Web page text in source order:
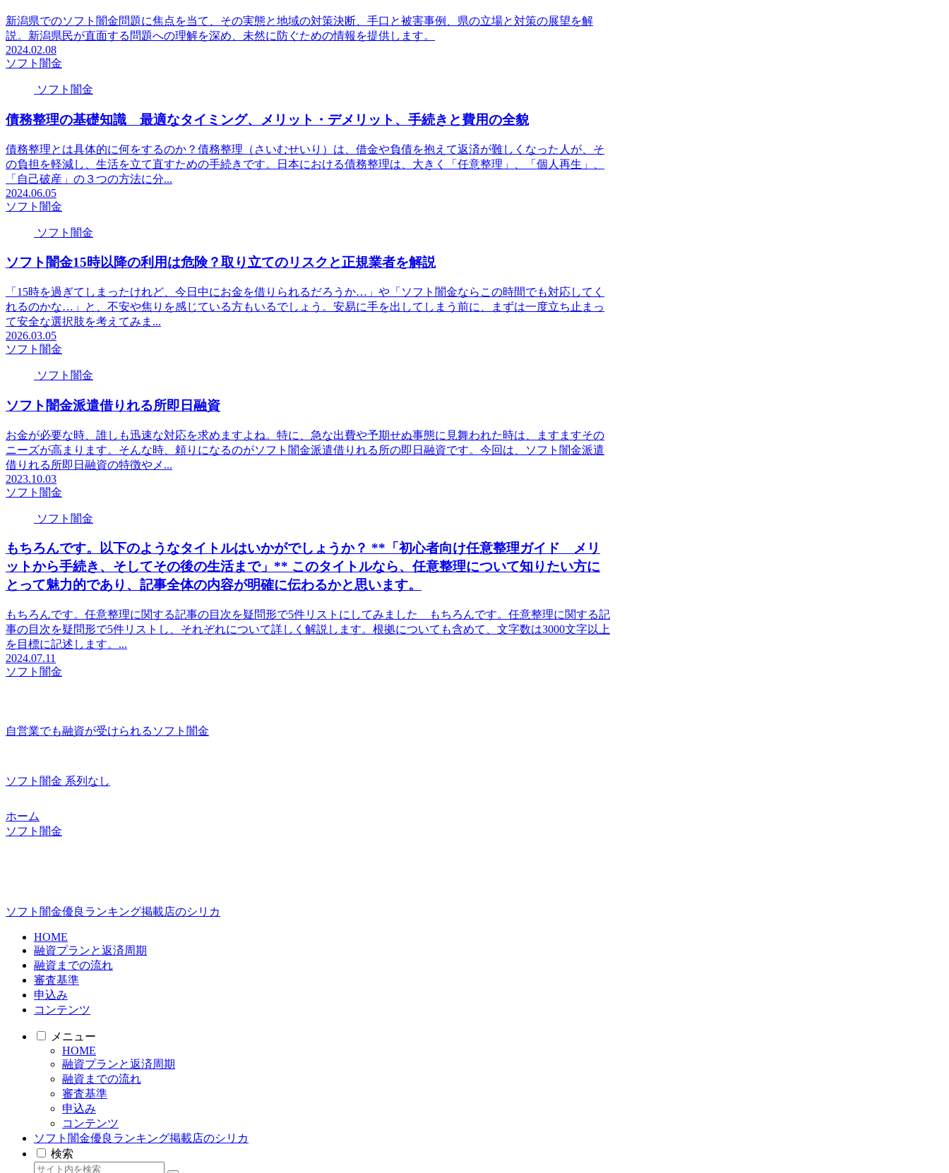
新潟県でのソフト闇金問題に焦点を当て、その実態と地域の対策決断、手口と被害事例、県の立場と対策の展望を解
説。新潟県民が直面する問題への理解を深め、未然に防ぐための情報を提供します。
2024.02.08
ソフト闇金
ソフト闇金
債務整理の基礎知識 最適なタイミング、メリット・デメリット、手続きと費用の全貌
債務整理とは具体的に何をするのか？債務整理（さいむせいり）は、借金や負債を抱えて返済が難しくなった人が、そ
の負担を軽減し、生活を立て直すための手続きです。日本における債務整理は、大きく「任意整理」、「個人再生」、
「自己破産」の３つの方法に分...
2024.06.05
ソフト闇金
ソフト闇金
ソフト闇金15時以降の利用は危険？取り立てのリスクと正規業者を解説
「15時を過ぎてしまったけれど、今日中にお金を借りられるだろうか…」や「ソフト闇金ならこの時間でも対応してく
れるのかな…」と、不安や焦りを感じている方もいるでしょう。安易に手を出してしまう前に、まずは一度立ち止まっ
て安全な選択肢を考えてみま...
2026.03.05
ソフト闇金
ソフト闇金
ソフト闇金派遣借りれる所即日融資
お金が必要な時、誰しも迅速な対応を求めますよね。特に、急な出費や予期せぬ事態に見舞われた時は、ますますその
ニーズが高まります。そんな時、頼りになるのがソフト闇金派遣借りれる所の即日融資です。今回は、ソフト闇金派遣
借りれる所即日融資の特徴やメ...
2023.10.03
ソフト闇金
ソフト闇金
もちろんです。以下のようなタイトルはいかがでしょうか？ **「初心者向け任意整理ガイド メリ
ットから手続き、そしてその後の生活まで」** このタイトルなら、任意整理について知りたい方に
とって魅力的であり、記事全体の内容が明確に伝わるかと思います。
もちろんです。任意整理に関する記事の目次を疑問形で5件リストにしてみました もちろんです。任意整理に関する記
事の目次を疑問形で5件リストし、それぞれについて詳しく解説します。根拠についても含めて、文字数は3000文字以上
を目標に記述します。...
2024.07.11
ソフト闇金
自営業でも融資が受けられるソフト闇金
ソフト闇金 系列なし
ホーム
ソフト闇金
ソフト闇金優良ランキング掲載店のシリカ
HOME
融資プランと返済周期
融資までの流れ
審査基準
申込み
コンテンツ
メニュー
HOME
融資プランと返済周期
融資までの流れ
審査基準
申込み
コンテンツ
ソフト闇金優良ランキング掲載店のシリカ
検索